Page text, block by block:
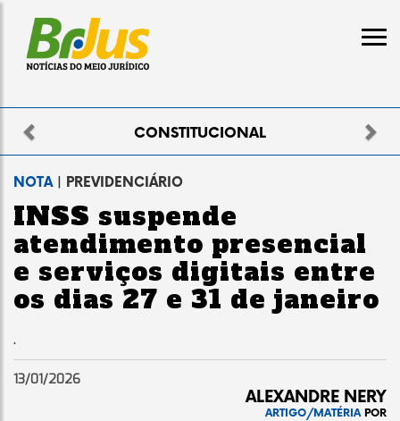
CONSTITUCIONAL
Previous
NOTA| PREVIDENCIÁRIO
INSS suspende
atendimento presencial
e serviços digitais entre
os dias 27 e 31 de janeiro
.
13/01/2026
ALEXANDRE NERY
ARTIGO/MATÉRIAPOR